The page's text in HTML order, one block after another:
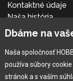
Kontaktné údaje
Naša história
Kariéra
Pre zákazníka
Dbáme na
Naša spoločnosť
používa súbory
stránok a s vaším